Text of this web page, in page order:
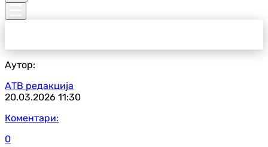
Аутор:
АТВ редакција
20.03.2026 11:30
Коментари:
0